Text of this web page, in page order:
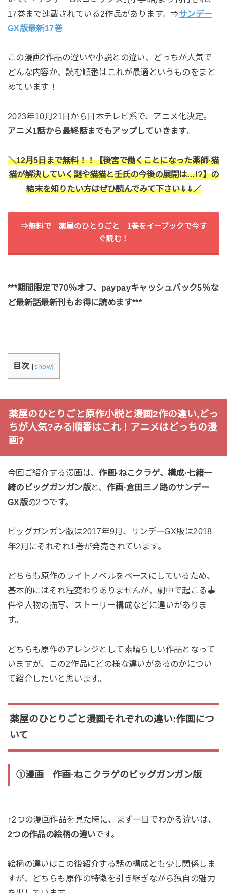
17巻まで連載されている2作品があります。⇒サンデー
GX版最新17巻
この漫画2作品の違いや小説との違い、どっちが人気で
どんな内容か、読む順番はこれが最適というものをまと
めています！
2023年10月21日から日本テレビ系で、アニメ化決定。
アニメ1話から最終話までもアップしていきます。
＼12月5日まで無料！！【後宮で働くことになった薬師·猫
猫が解決していく謎や猫猫と壬氏の今後の展開は…!?】の
結末を知りたい方はぜひ読んでみて下さい⇓⇓／
⇒無料で 薬屋のひとりごと 1巻をイーブックで今す
ぐ読む！
***期間限定で70％オフ、paypayキャッシュバック5％な
ど最新話最新刊もお得に読めます***
目次 [show]
薬屋のひとりごと原作小説と漫画2作の違い,どっ
ちが人気?みる順番はこれ！アニメはどっちの漫
画?
今回ご紹介する漫画は、作画·ねこクラゲ、構成·七緒一
綺のビッグガンガン版と、 作画·倉田三ノ路のサンデー
GX版の2つです。
ビッグガンガン版は2017年9月、サンデーGX版は2018
年2月にそれぞれ1巻が発売されています。
どちらも原作のライトノベルをベースにしているため、
基本的にはそれ程変わりありませんが、劇中で起こる事
件や人物の描写、ストーリー構成などに違いがありま
す。
どちらも原作のアレンジとして素晴らしい作品となって
いますが、この2作品にどの様な違いがあるのかについ
て紹介したいと思います。
薬屋のひとりごと漫画それぞれの違い:作画につ
いて
①漫画 作画·ねこクラゲのビッグガンガン版
↑2つの漫画作品を見た時に、まず一目でわかる違いは、
2つの作品の絵柄の違いです。
絵柄の違いはこの後紹介する話の構成とも少し関係しま
すが、どちらも原作の特徴を引き継ぎながら独自の魅力